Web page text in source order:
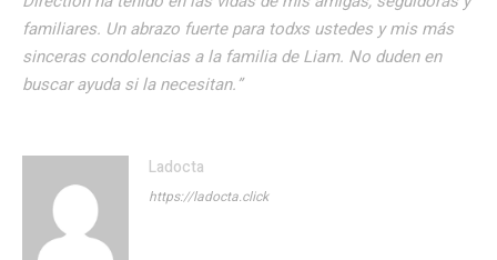
familiares. Un abrazo fuerte para todxs ustedes y mis más
sinceras condolencias a la familia de Liam. No duden en
buscar ayuda si la necesitan.”
Ladocta
https://ladocta.click